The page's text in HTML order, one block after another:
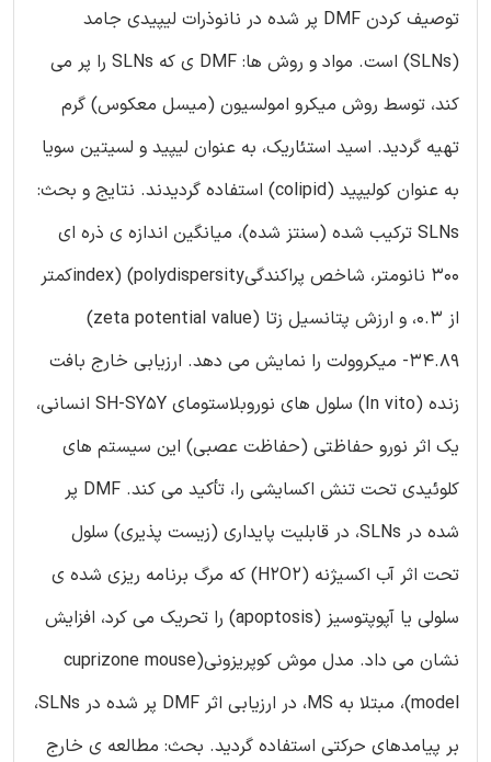
توصیف کردن DMF پر شده در نانوذرات لیپیدی جامد
(SLNs) است. مواد و روش ها: DMF ی که SLNs را پر می
کند، توسط روش میکرو امولسیون (میسل معکوس) گرم
تهیه گردید. اسید استئاریک، به عنوان لیپید و لسیتین سویا
به عنوان کولیپید (colipid) استفاده گردیدند. نتایج و بحث:
SLNs ترکیب شده (سنتز شده)، میانگین اندازه ی ذره ای
300 نانومتر، شاخص پراکندگیindex) (polydispersityکمتر
از 0.3، و ارزش پتانسیل زتا (zeta potential value)
34.89- میکروولت را نمایش می دهد. ارزیابی خارج بافت
زنده (In vito) سلول های نوروبلاستومای SH-SY5Y انسانی،
یک اثر نورو حفاظتی (حفاظت عصبی) این سیستم های
کلوئیدی تحت تنش اکسایشی را، تأکید می کند. DMF پر
شده در SLNs، در قابلیت پایداری (زیست پذیری) سلول
تحت اثر آب اکسیژنه (H2O2) که مرگ برنامه ریزی شده ی
سلولی یا آپوپتوسیز (apoptosis) را تحریک می کرد، افزایش
نشان می داد. مدل موش کوپریزونی(cuprizone mouse
model)، مبتلا به MS، در ارزیابی اثر DMF پر شده در SLNs،
بر پیامدهای حرکتی استفاده گردید. بحث: مطالعه ی خارج